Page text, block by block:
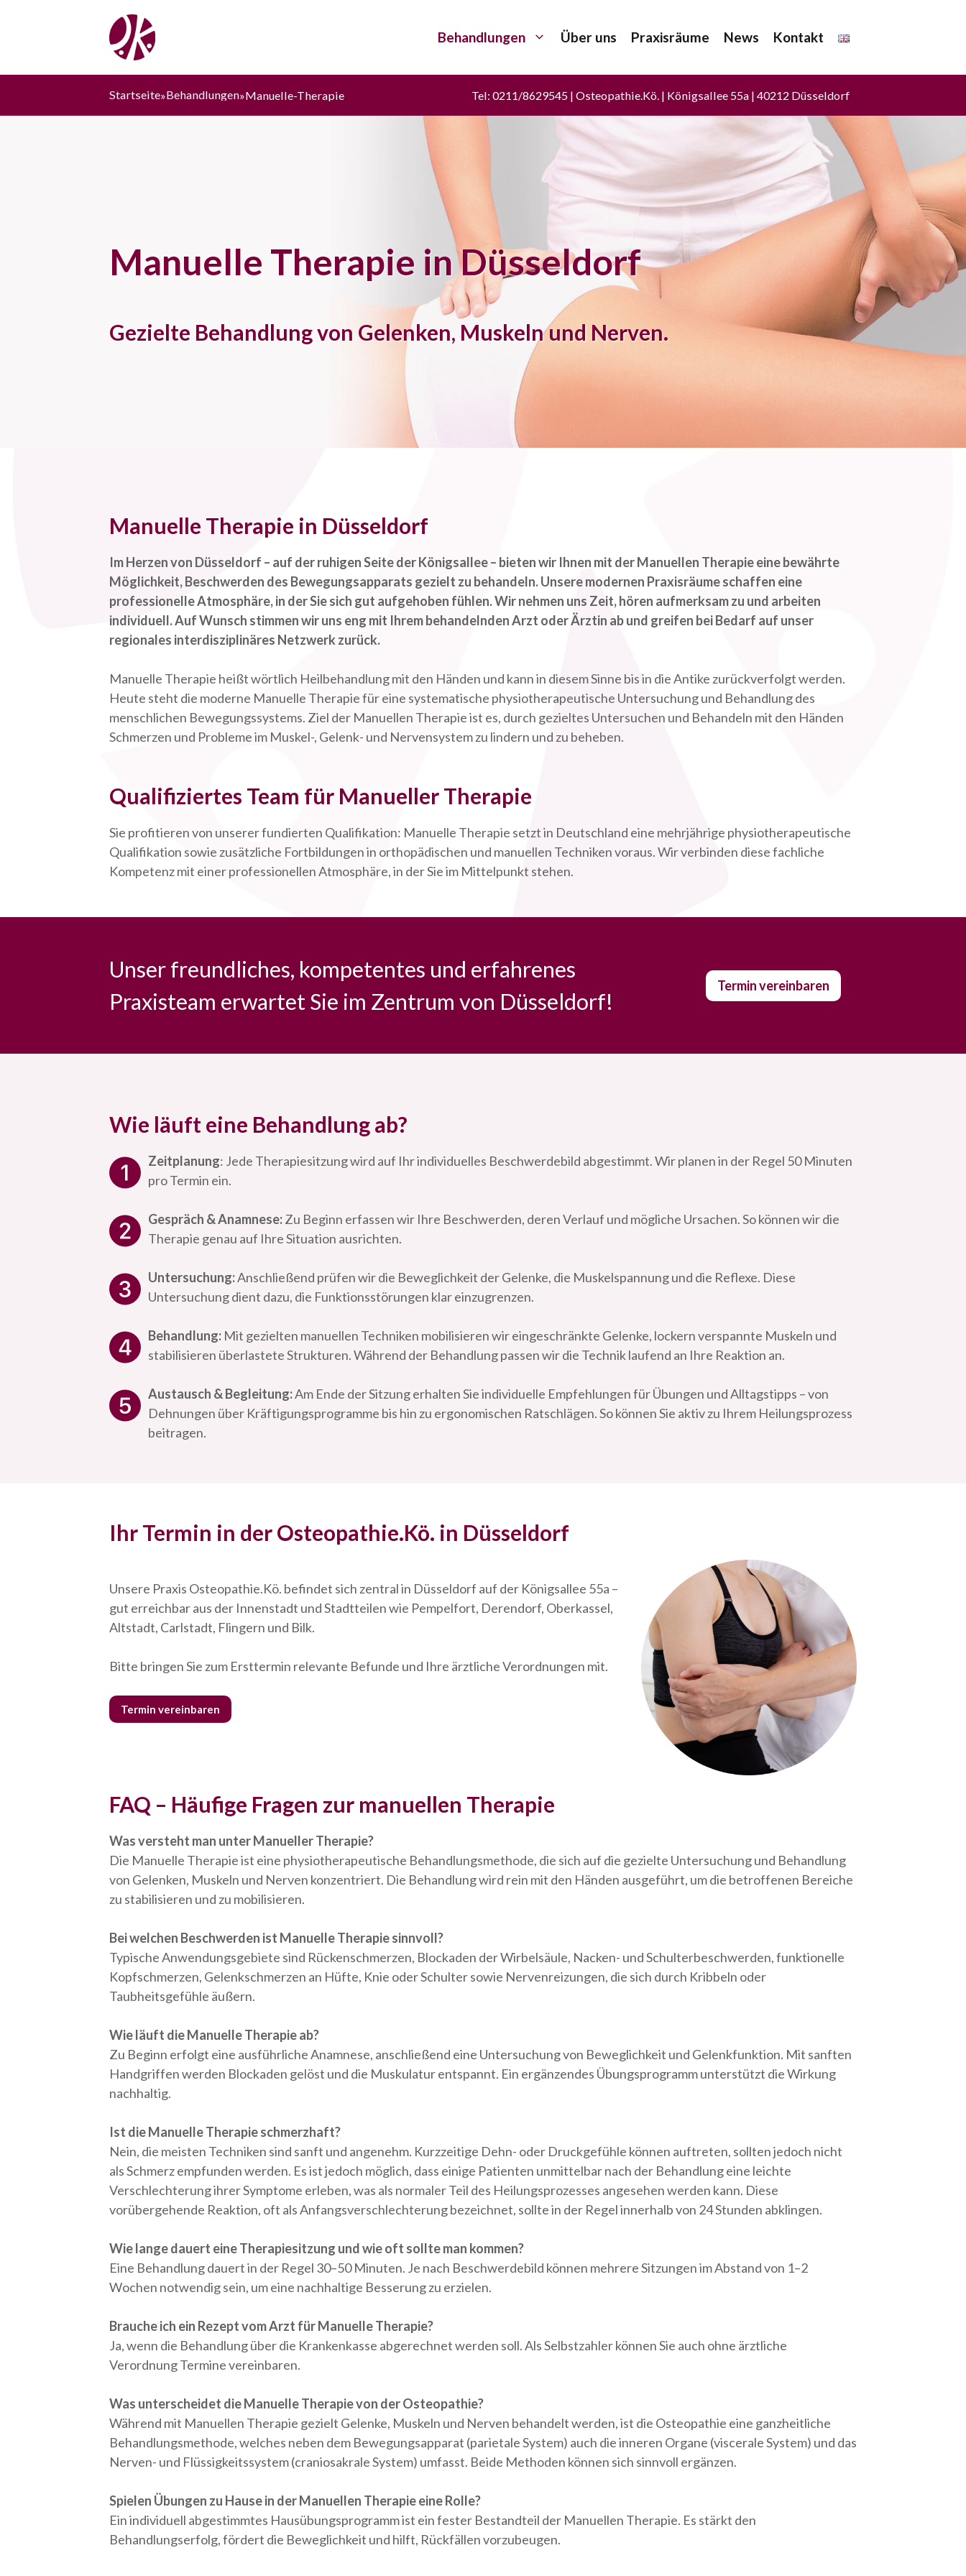
Behandlungen Über uns Praxisräume News Kontakt
Startseite»Behandlungen»Manuelle-Therapie Tel: 0211/8629545 | Osteopathie.Kö. | Königsallee 55a | 40212 Düsseldorf
Manuelle Therapie in Düsseldorf
Gezielte Behandlung von Gelenken, Muskeln und Nerven.
Manuelle Therapie in Düsseldorf
Im Herzen von Düsseldorf – auf der ruhigen Seite der Königsallee – bieten wir Ihnen mit der Manuellen Therapie eine bewährte
Möglichkeit, Beschwerden des Bewegungsapparats gezielt zu behandeln. Unsere modernen Praxisräume schaffen eine
professionelle Atmosphäre, in der Sie sich gut aufgehoben fühlen. Wir nehmen uns Zeit, hören aufmerksam zu und arbeiten
individuell. Auf Wunsch stimmen wir uns eng mit Ihrem behandelnden Arzt oder Ärztin ab und greifen bei Bedarf auf unser
regionales interdisziplinäres Netzwerk zurück.
Manuelle Therapie heißt wörtlich Heilbehandlung mit den Händen und kann in diesem Sinne bis in die Antike zurückverfolgt werden.
Heute steht die moderne Manuelle Therapie für eine systematische physiotherapeutische Untersuchung und Behandlung des
menschlichen Bewegungssystems. Ziel der Manuellen Therapie ist es, durch gezieltes Untersuchen und Behandeln mit den Händen
Schmerzen und Probleme im Muskel-, Gelenk- und Nervensystem zu lindern und zu beheben.
Qualifiziertes Team für Manueller Therapie
Sie profitieren von unserer fundierten Qualifikation: Manuelle Therapie setzt in Deutschland eine mehrjährige physiotherapeutische
Qualifikation sowie zusätzliche Fortbildungen in orthopädischen und manuellen Techniken voraus. Wir verbinden diese fachliche
Kompetenz mit einer professionellen Atmosphäre, in der Sie im Mittelpunkt stehen.
Unser freundliches, kompetentes und erfahrenes
Praxisteam erwartet Sie im Zentrum von Düsseldorf!
Termin vereinbaren
Wie läuft eine Behandlung ab?
Zeitplanung: Jede Therapiesitzung wird auf Ihr individuelles Beschwerdebild abgestimmt. Wir planen in der Regel 50 Minuten
pro Termin ein.
Gespräch & Anamnese:Zu Beginn erfassen wir Ihre Beschwerden, deren Verlauf und mögliche Ursachen. So können wir die
Therapie genau auf Ihre Situation ausrichten.
Untersuchung:Anschließend prüfen wir die Beweglichkeit der Gelenke, die Muskelspannung und die Reflexe. Diese
Untersuchung dient dazu, die Funktionsstörungen klar einzugrenzen.
Behandlung: Mit gezielten manuellen Techniken mobilisieren wir eingeschränkte Gelenke, lockern verspannte Muskeln und
stabilisieren überlastete Strukturen. Während der Behandlung passen wir die Technik laufend an Ihre Reaktion an.
Austausch & Begleitung:Am Ende der Sitzung erhalten Sie individuelle Empfehlungen für Übungen und Alltagstipps – von
Dehnungen über Kräftigungsprogramme bis hin zu ergonomischen Ratschlägen. So können Sie aktiv zu Ihrem Heilungsprozess
beitragen.
Ihr Termin in der Osteopathie.Kö. in Düsseldorf
Unsere Praxis Osteopathie.Kö. befindet sich zentral in Düsseldorf auf der Königsallee 55a –
gut erreichbar aus der Innenstadt und Stadtteilen wie Pempelfort, Derendorf, Oberkassel,
Altstadt, Carlstadt, Flingern und Bilk.
Bitte bringen Sie zum Ersttermin relevante Befunde und Ihre ärztliche Verordnungen mit.
Termin vereinbaren
FAQ – Häufige Fragen zur manuellen Therapie
Was versteht man unter Manueller Therapie?
Die Manuelle Therapie ist eine physiotherapeutische Behandlungsmethode, die sich auf die gezielte Untersuchung und Behandlung
von Gelenken, Muskeln und Nerven konzentriert. Die Behandlung wird rein mit den Händen ausgeführt, um die betroffenen Bereiche
zu stabilisieren und zu mobilisieren.
Bei welchen Beschwerden ist Manuelle Therapie sinnvoll?
Typische Anwendungsgebiete sind Rückenschmerzen, Blockaden der Wirbelsäule, Nacken- und Schulterbeschwerden, funktionelle
Kopfschmerzen, Gelenkschmerzen an Hüfte, Knie oder Schulter sowie Nervenreizungen, die sich durch Kribbeln oder
Taubheitsgefühle äußern.
Wie läuft die Manuelle Therapie ab?
Zu Beginn erfolgt eine ausführliche Anamnese, anschließend eine Untersuchung von Beweglichkeit und Gelenkfunktion. Mit sanften
Handgriffen werden Blockaden gelöst und die Muskulatur entspannt. Ein ergänzendes Übungsprogramm unterstützt die Wirkung
nachhaltig.
Ist die Manuelle Therapie schmerzhaft?
Nein, die meisten Techniken sind sanft und angenehm. Kurzzeitige Dehn- oder Druckgefühle können auftreten, sollten jedoch nicht
als Schmerz empfunden werden. Es ist jedoch möglich, dass einige Patienten unmittelbar nach der Behandlung eine leichte
Verschlechterung ihrer Symptome erleben, was als normaler Teil des Heilungsprozesses angesehen werden kann. Diese
vorübergehende Reaktion, oft als Anfangsverschlechterung bezeichnet, sollte in der Regel innerhalb von 24 Stunden abklingen.
Wie lange dauert eine Therapiesitzung und wie oft sollte man kommen?
Eine Behandlung dauert in der Regel 30–50 Minuten. Je nach Beschwerdebild können mehrere Sitzungen im Abstand von 1–2
Wochen notwendig sein, um eine nachhaltige Besserung zu erzielen.
Brauche ich ein Rezept vom Arzt für Manuelle Therapie?
Ja, wenn die Behandlung über die Krankenkasse abgerechnet werden soll. Als Selbstzahler können Sie auch ohne ärztliche
Verordnung Termine vereinbaren.
Was unterscheidet die Manuelle Therapie von der Osteopathie?
Während mit Manuellen Therapie gezielt Gelenke, Muskeln und Nerven behandelt werden, ist die Osteopathie eine ganzheitliche
Behandlungsmethode, welches neben dem Bewegungsapparat (parietale System) auch die inneren Organe (viscerale System) und das
Nerven- und Flüssigkeitssystem (craniosakrale System) umfasst. Beide Methoden können sich sinnvoll ergänzen.
Spielen Übungen zu Hause in der Manuellen Therapie eine Rolle?
Ein individuell abgestimmtes Hausübungsprogramm ist ein fester Bestandteil der Manuellen Therapie. Es stärkt den
Behandlungserfolg, fördert die Beweglichkeit und hilft, Rückfällen vorzubeugen.